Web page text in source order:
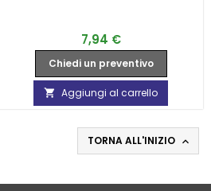
Prezzo
7,94 €
Chiedi un preventivo
 Aggiungi al carrello
TORNA ALL'INIZIO 